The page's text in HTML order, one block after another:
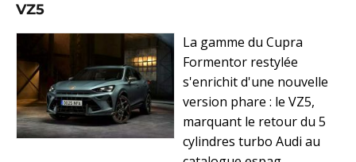
VZ5
La gamme du Cupra
Formentor restylée
s'enrichit d'une nouvelle
version phare : le VZ5,
marquant le retour du 5
cylindres turbo Audi au